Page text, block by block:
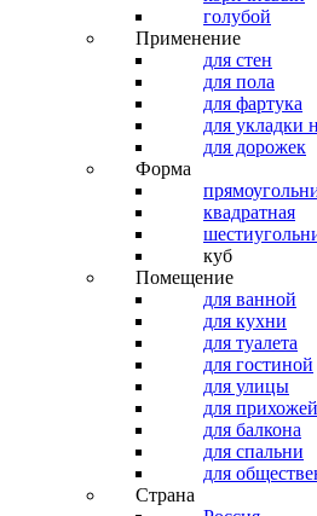
голубой
Применение
для стен
для пола
для фартука
для укладки
для дорожек
Форма
квадратная
куб
Помещение
для ванной
для кухни
для туалета
для гостиной
для улицы
для прихожей
для балкона
для спальни
для
Страна